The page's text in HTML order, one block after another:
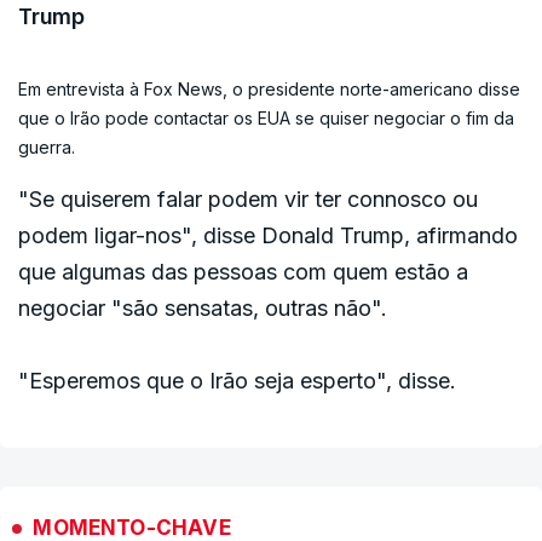
Trump
Em entrevista à Fox News, o presidente norte-americano disse
que o Irão pode contactar os EUA se quiser negociar o fim da
guerra.
"Se quiserem falar podem vir ter connosco ou
podem ligar-nos", disse Donald Trump, afirmando
que algumas das pessoas com quem estão a
negociar "são sensatas, outras não".
"Esperemos que o Irão seja esperto", disse.
MOMENTO-CHAVE